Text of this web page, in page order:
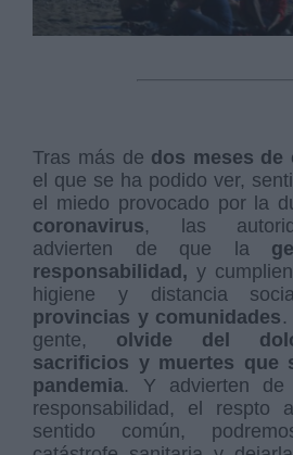
Tras más de dos meses de
el que se ha podido ver,
el miedo provocado por la
coronavirus, las
advierten de que la
responsabilidad, y
higiene y distancia
provincias y comunidades
gente, olvide del
sacrificios y muertes que
pandemia. Y advierten
responsabilidad, el
sentido común,